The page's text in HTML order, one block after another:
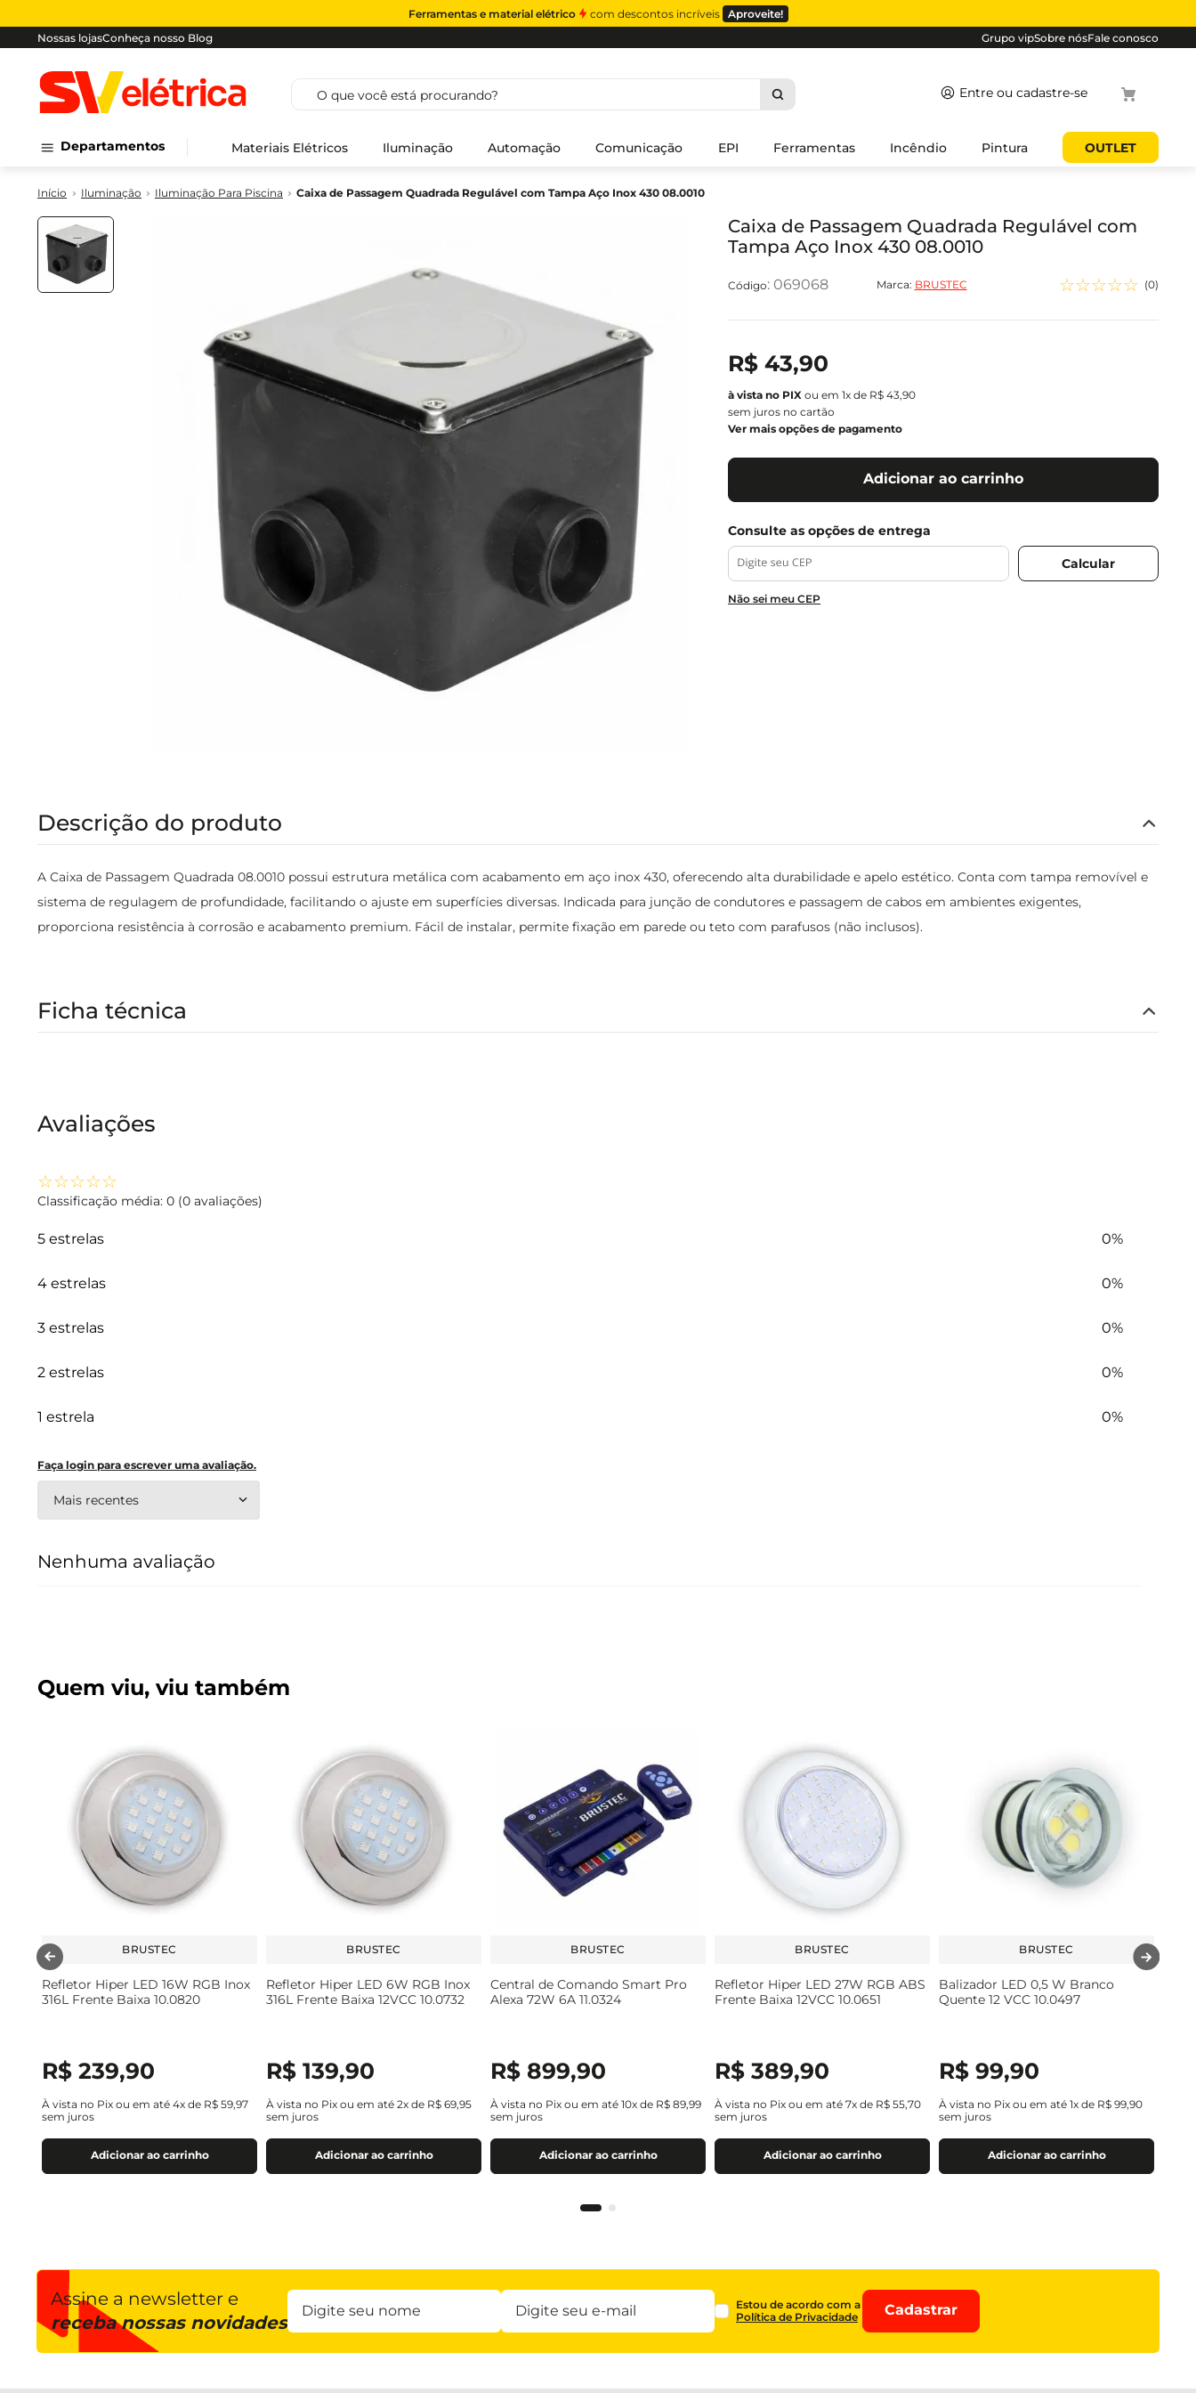
Ferramentas e material elétrico com descontos incríveis Aproveite!
Nossas lojasConheça nosso Blog Grupo vipSobre nósFale conosco
O que você está procurando?
Departamentos Materiais Elétricos Iluminação Automação Comunicação EPI Ferramentas Incêndio Pintura OUTLET
Iluminação Iluminação Para Piscina Caixa de Passagem Quadrada Regulável com Tampa Aço Inox 430 08.0010
Caixa de Passagem Quadrada Regulável com
Tampa Aço Inox 430 08.0010
: 069068 Marca: BRUSTEC ☆☆☆☆☆ (0)
R$ 43,90
ou em 1x de R$ 43,90
sem juros no cartão
Ver mais opções de pagamento
Adicionar ao carrinho
Não sei meu CEP
Descrição do produto
A Caixa de Passagem Quadrada 08.0010 possui estrutura metálica com acabamento em aço inox 430, oferecendo alta durabilidade e apelo estético. Conta com tampa removível e
sistema de regulagem de profundidade, facilitando o ajuste em superfícies diversas. Indicada para junção de condutores e passagem de cabos em ambientes exigentes,
proporciona resistência à corrosão e acabamento premium. Fácil de instalar, permite fixação em parede ou teto com parafusos (não inclusos).
Ficha técnica
Avaliações
☆☆☆☆☆
Classificação média: 0 (0 avaliações)
5 estrelas 0%
4 estrelas 0%
3 estrelas 0%
2 estrelas 0%
1 estrela 0%
Faça login para escrever uma avaliação.
Mais recentes
Nenhuma avaliação
Quem viu, viu também
BRUSTEC
Refletor Hiper LED 16W RGB Inox
316L Frente Baixa 10.0820
R$ 239,90
À vista no Pix ou em até 4x de R$ 59,97
sem juros
Adicionar ao carrinho
BRUSTEC
Refletor Hiper LED 6W RGB Inox
316L Frente Baixa 12VCC 10.0732
R$ 139,90
À vista no Pix ou em até 2x de R$ 69,95
sem juros
Adicionar ao carrinho
BRUSTEC
Central de Comando Smart Pro
Alexa 72W 6A 11.0324
R$ 899,90
À vista no Pix ou em até 10x de R$ 89,99
sem juros
Adicionar ao carrinho
BRUSTEC
Refletor Hiper LED 27W RGB ABS
Frente Baixa 12VCC 10.0651
R$ 389,90
À vista no Pix ou em até 7x de R$ 55,70
sem juros
Adicionar ao carrinho
BRUSTEC
Balizador LED 0,5 W Branco
Quente 12 VCC 10.0497
R$ 99,90
À vista no Pix ou em até 1x de R$ 99,90
sem juros
Adicionar ao carrinho
Assine a newsletter e
receba nossas novidades
Estou de acordo com a
Política de Privacidade
Cadastrar
2º luminaria
3º
tomada
4º